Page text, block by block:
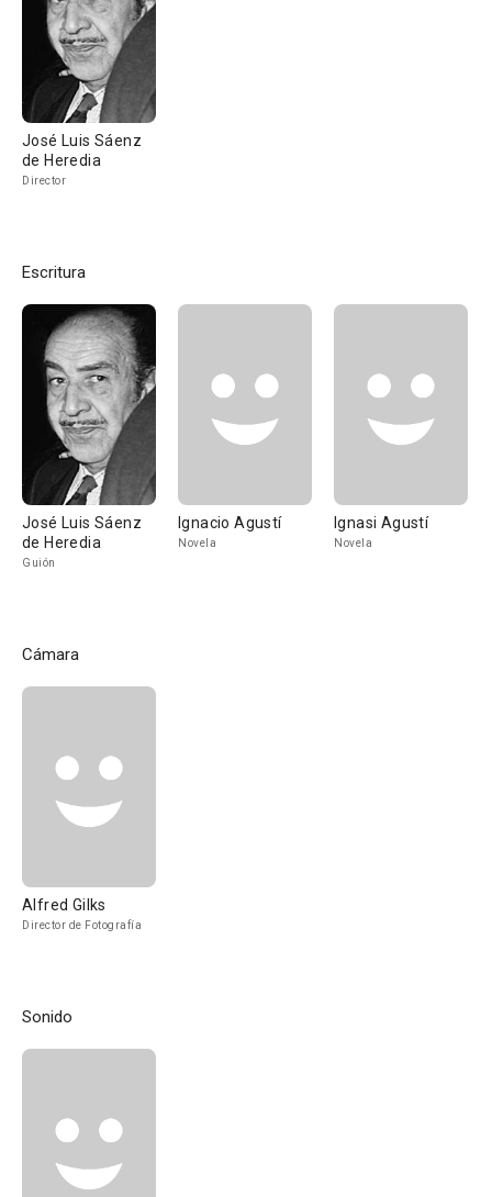
José Luis Sáenz
de Heredia
Director
Escritura
José Luis Sáenz
de Heredia
Guión
Ignacio Agustí
Novela
Ignasi Agustí
Novela
Cámara
Alfred Gilks
Director de Fotografía
Sonido